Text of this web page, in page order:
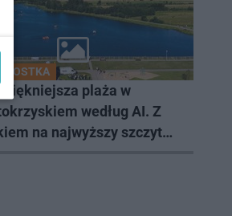
plaża w
według AI. Z
na najwyższy szczyt